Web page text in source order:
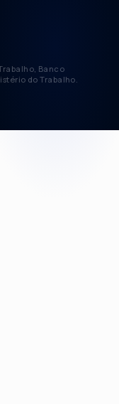
Banco
do Trabalho.